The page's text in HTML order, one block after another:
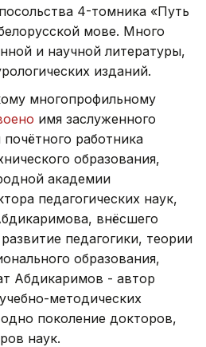
4-томника «Путь
мове. Много
и научной литературы,
изданий.
многопрофильному
имя заслуженного
почётного работника
образования,
академии
педагогических наук,
внёсшего
педагогики, теории
образования,
Абдикаримов - автор
методических
поколение докторов,
наук.